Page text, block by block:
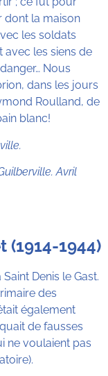
dont la maison
les soldats
avec les siens de
Nous
dans les jours
Roulland, de
blanc!
Avril
(1914-1944)
Denis le Gast.
des
également
de fausses
ne voulaient pas